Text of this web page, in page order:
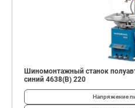
Шиномонтажный станок
синий 4638(B) 220
Напряжение